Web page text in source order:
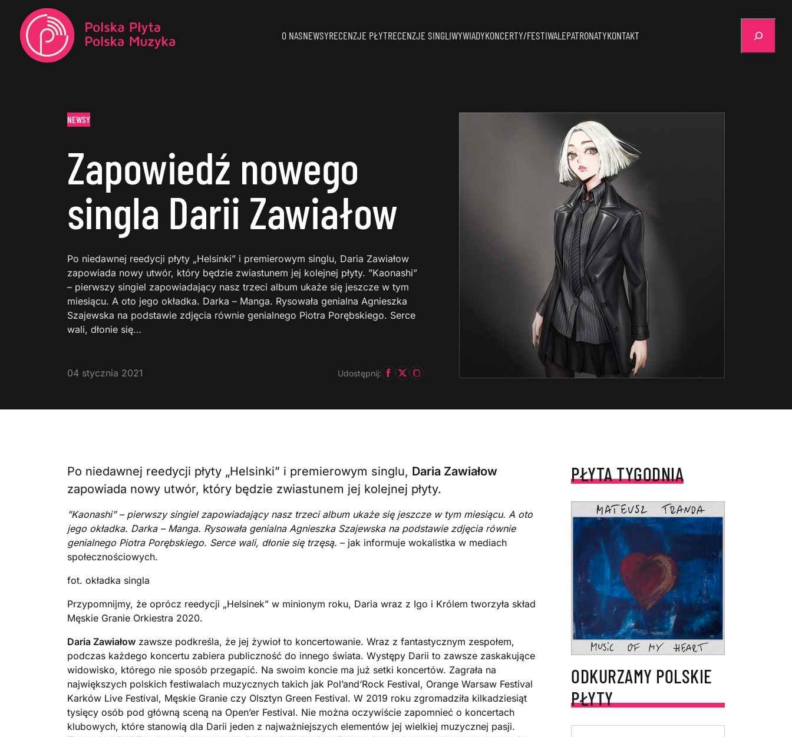
O NASNEWSYRECENZJE PŁYTRECENZJE SINGLIWYWIADYKONCERTY/FESTIWALEPATRONATYKONTAKT
NEWSY
Zapowiedź nowego
singla Darii Zawiałow
Po niedawnej reedycji płyty „Helsinki” i premierowym singlu, Daria Zawiałow
zapowiada nowy utwór, który będzie zwiastunem jej kolejnej płyty. ”Kaonashi”
– pierwszy singiel zapowiadający nasz trzeci album ukaże się jeszcze w tym
miesiącu. A oto jego okładka. Darka – Manga. Rysowała genialna Agnieszka
Szajewska na podstawie zdjęcia równie genialnego Piotra Porębskiego. Serce
wali, dłonie się…
04 stycznia 2021 Udostępnij:
Po niedawnej reedycji płyty „Helsinki” i premierowym singlu, Daria Zawiałow
zapowiada nowy utwór, który będzie zwiastunem jej kolejnej płyty.
”Kaonashi” – pierwszy singiel zapowiadający nasz trzeci album ukaże się jeszcze w tym miesiącu. A oto
jego okładka. Darka – Manga. Rysowała genialna Agnieszka Szajewska na podstawie zdjęcia równie
genialnego Piotra Porębskiego. Serce wali, dłonie się trzęsą. – jak informuje wokalistka w mediach
społecznościowych.
fot. okładka singla
Przypomnijmy, że oprócz reedycji „Helsinek” w minionym roku, Daria wraz z Igo i Królem tworzyła skład
Męskie Granie Orkiestra 2020.
Daria Zawiałow zawsze podkreśla, że jej żywioł to koncertowanie. Wraz z fantastycznym zespołem,
podczas każdego koncertu zabiera publiczność do innego świata. Występy Darii to zawsze zaskakujące
widowisko, którego nie sposób przegapić. Na swoim koncie ma już setki koncertów. Zagrała na
największych polskich festiwalach muzycznych takich jak Pol’and‘Rock Festival, Orange Warsaw Festival
Karków Live Festival, Męskie Granie czy Olsztyn Green Festival. W 2019 roku zgromadziła kilkadziesiąt
tysięcy osób pod główną sceną na Open’er Festival. Nie można oczywiście zapomnieć o koncertach
klubowych, które stanowią dla Darii jeden z najważniejszych elementów jej wielkiej muzycznej pasji.
PŁYTA TYGODNIA
ODKURZAMY POLSKIE
PŁYTY